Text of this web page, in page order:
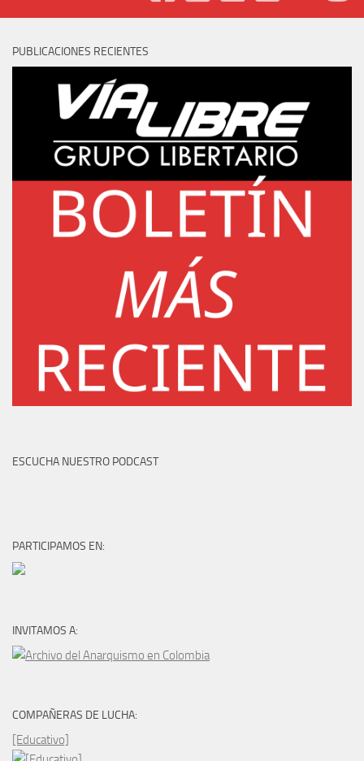
PUBLICACIONES RECIENTES
ESCUCHA NUESTRO PODCAST
PARTICIPAMOS EN:
INVITAMOS A:
COMPAÑERAS DE LUCHA:
[Educativo]